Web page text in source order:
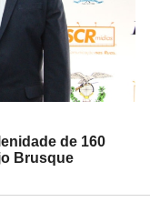
de 160
Brusque